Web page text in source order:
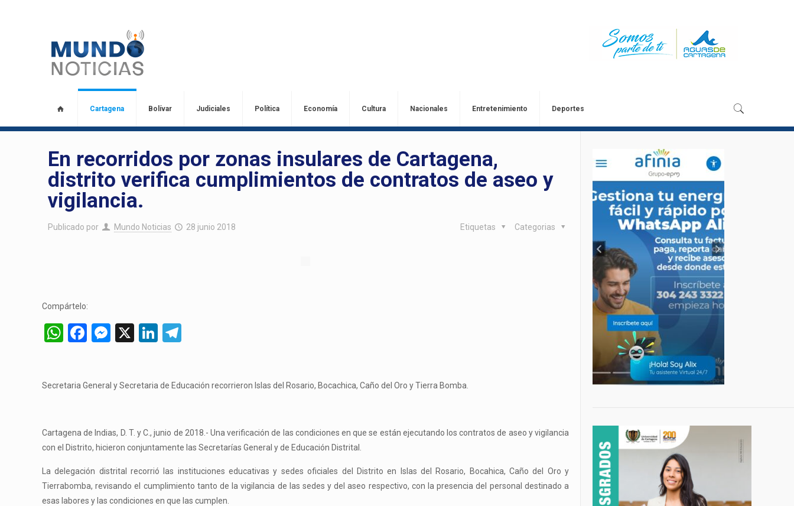
Cartagena Bolívar Judiciales Política Economía Cultura Nacionales Entretenimiento Deportes
En recorridos por zonas insulares de Cartagena,
distrito verifica cumplimientos de contratos de aseo y
vigilancia.
Publicado por Mundo Noticias 28 junio 2018 Categorias
Etiquetas
Compártelo:
WhatsApp
Facebook
Messenger
X LinkedIn
Secretaria General y Secretaria de Educación recorrieron Islas del Rosario, Bocachica, Caño del Oro y Tierra Bomba.
Cartagena de Indias, D. T. y C., junio de 2018.- Una verificación de las condiciones en que se están ejecutando los contratos de aseo y vigilancia
con el Distrito, hicieron conjuntamente las Secretarías General y de Educación Distrital.
La delegación distrital recorrió las instituciones educativas y sedes oficiales del Distrito en Islas del Rosario, Bocahica, Caño del Oro y
Tierrabomba, revisando el cumplimiento tanto de la vigilancia de las sedes y del aseo respectivo, con la presencia del personal destinado a
esas labores y las condiciones en que las cumplen.